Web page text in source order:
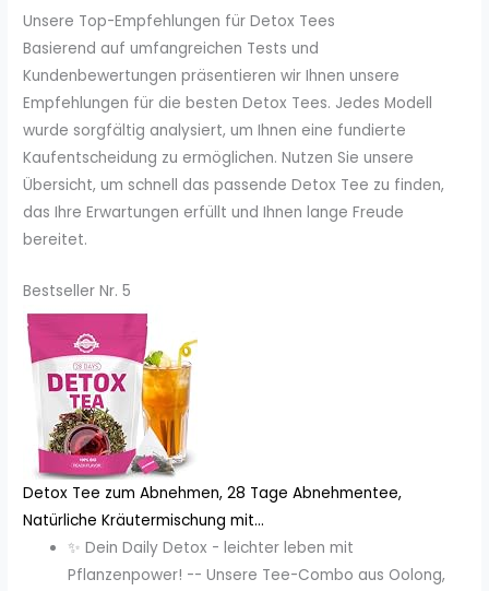
Unsere Top-Empfehlungen für Detox Tees
Basierend auf umfangreichen Tests und
Kundenbewertungen präsentieren wir Ihnen unsere
Empfehlungen für die besten Detox Tees. Jedes Modell
wurde sorgfältig analysiert, um Ihnen eine fundierte
Kaufentscheidung zu ermöglichen. Nutzen Sie unsere
Übersicht, um schnell das passende Detox Tee zu finden,
das Ihre Erwartungen erfüllt und Ihnen lange Freude
bereitet.
Bestseller Nr. 5
Detox Tee zum Abnehmen, 28 Tage Abnehmentee,
Natürliche Kräutermischung mit...
✨ Dein Daily Detox - leichter leben mit
Pflanzenpower! -- Unsere Tee-Combo aus Oolong,